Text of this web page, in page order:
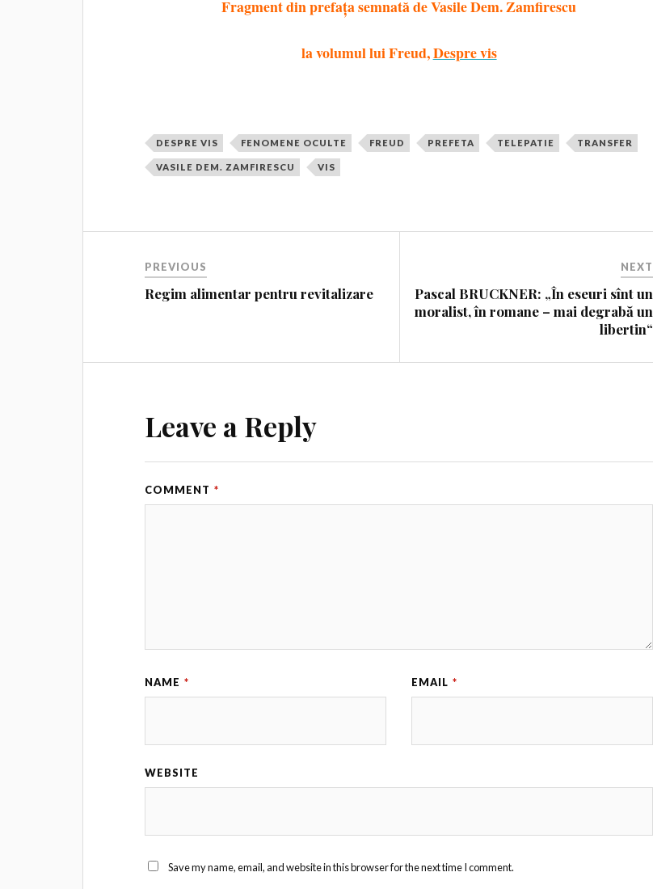
Fragment din prefața semnată de Vasile Dem. Zamfirescu
la volumul lui Freud,Despre vis
DESPRE VIS FENOMENE OCULTE FREUD PREFETA TELEPATIE TRANSFER
VASILE DEM. ZAMFIRESCU VIS
PREVIOUS
Regim alimentar pentru revitalizare
NEXT
Pascal BRUCKNER: „În eseuri sînt un
moralist, în romane – mai degrabă un
libertin“
Leave a Reply
COMMENT *
NAME * EMAIL *
WEBSITE
Save my name, email, and website in this browser for the next time I comment.